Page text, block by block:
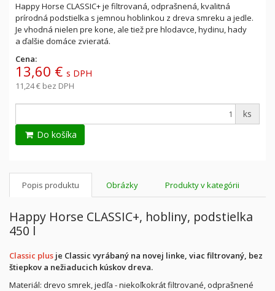
Happy Horse CLASSIC+ je filtrovaná, odprašnená, kvalitná
prírodná podstielka s jemnou hoblinkou z dreva smreku a jedle.
Je vhodná nielen pre kone, ale tiež pre hlodavce, hydinu, hady
a ďalšie domáce zvieratá.
Cena:
13,60 € s DPH
11,24 € bez DPH
ks
Do košíka
Popis produktu Obrázky Produkty v kategórii
Happy Horse CLASSIC+, hobliny, podstielka
450 l
Classic plus je Classic vyrábaný na novej linke, viac filtrovaný, bez
štiepkov a nežiaducich kúskov dreva.
Materiál: drevo smrek, jedľa - niekoľkokrát filtrované, odprašnené